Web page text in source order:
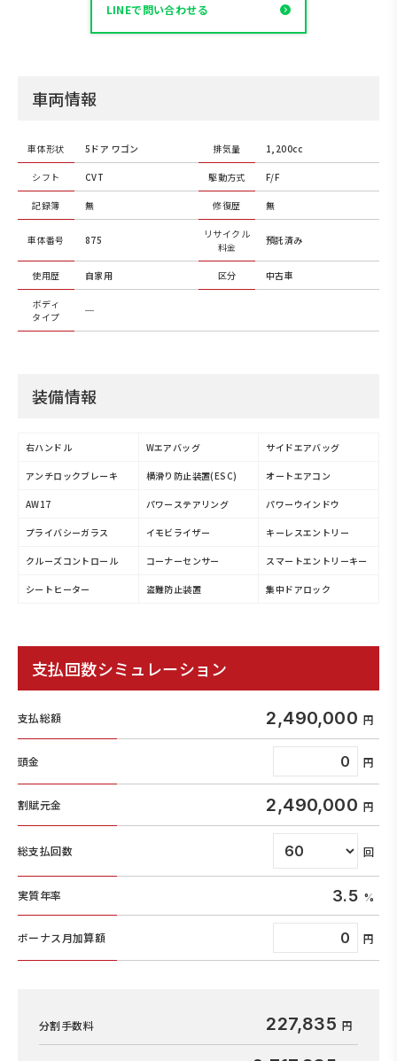
LINEで問い合わせる
車両情報
車体形状 5ドア ワゴン 排気量 1,200cc
シフト CVT 駆動方式 F/F
記録簿 無 修復歴 無
車体番号 875
リサイクル
料金
預託済み
使用歴 自家用 区分 中古車
ボディ
タイプ
─
装備情報
右ハンドル Wエアバッグ サイドエアバッグ
アンチロックブレーキ 横滑り防止装置(ESC) オートエアコン
AW17 パワーステアリング パワーウインドウ
プライバシーガラス イモビライザー キーレスエントリー
クルーズコントロール コーナーセンサー スマートエントリーキー
シートヒーター 盗難防止装置 集中ドアロック
支払回数シミュレーション
支払総額 2,490,000
頭金
割賦元金 2,490,000
総支払回数
実質年率 3.5
ボーナス月加算額
分割手数料 227,835